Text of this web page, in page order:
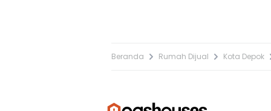
Beranda Rumah Dijual Kota Depok